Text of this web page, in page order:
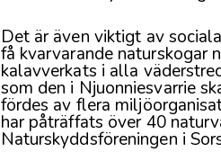
Det är även viktigt av
få kvarvarande naturskogar
kalavverkats i alla
som den i Njuonniesvarrie
fördes av flera
har påträffats över 40
Naturskyddsföreningen i